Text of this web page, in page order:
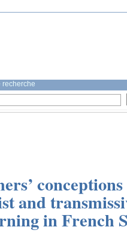
recherche
and
in French